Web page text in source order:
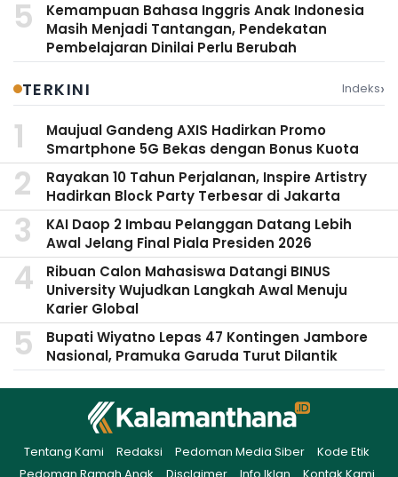
Kemampuan Bahasa Inggris Anak Indonesia
Masih Menjadi Tantangan, Pendekatan
Pembelajaran Dinilai Perlu Berubah
TERKINI Indeks›
Maujual Gandeng AXIS Hadirkan Promo
Smartphone 5G Bekas dengan Bonus Kuota
Rayakan 10 Tahun Perjalanan, Inspire Artistry
Hadirkan Block Party Terbesar di Jakarta
KAI Daop 2 Imbau Pelanggan Datang Lebih
Awal Jelang Final Piala Presiden 2026
Ribuan Calon Mahasiswa Datangi BINUS
University Wujudkan Langkah Awal Menuju
Karier Global
Bupati Wiyatno Lepas 47 Kontingen Jambore
Nasional, Pramuka Garuda Turut Dilantik
Tentang Kami Redaksi Pedoman Media Siber
Kode Etik